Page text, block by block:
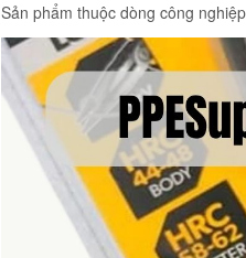
Sản phẩm thuộc dòng công